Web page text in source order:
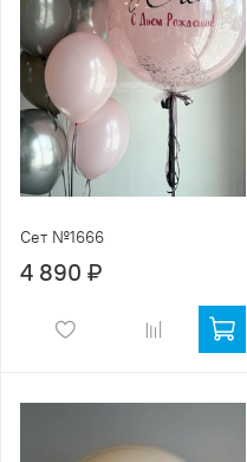
Сет №1666
4 890 ₽